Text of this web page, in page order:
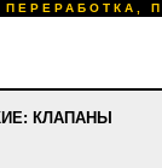
КЛАПАНЫ